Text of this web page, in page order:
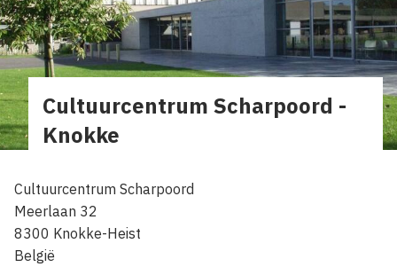
Cultuurcentrum Scharpoord -
Knokke
Cultuurcentrum Scharpoord
Meerlaan 32
8300 Knokke-Heist
België